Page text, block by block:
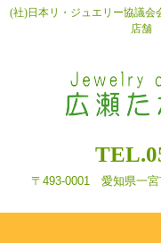
(社)日本リ・ジュエリー協議会
店舗
〒493-0001 愛知県一宮